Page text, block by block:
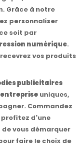
Grâce à notre
personnaliser
soit par
numérique.
vos produits
publicitaires
uniques,
Commandez
profitez d'une
vous démarquer
faire le choix de